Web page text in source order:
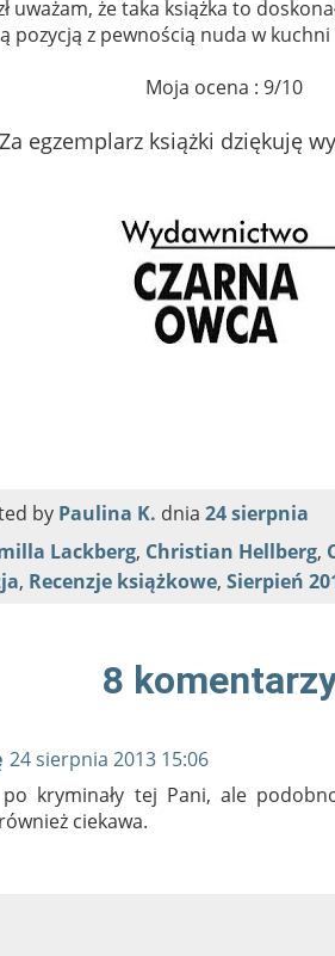
uważam, że taka książka to
pozycją z pewnością nuda w
Moja ocena : 9/10
Za egzemplarz książki dziękuję
by Paulina K. dnia 24 sierpnia
Lackberg, Christian Hellberg,
, Recenzje książkowe, Sierpień
8
24 sierpnia 2013 15:06
kryminały tej Pani, ale
ciekawa.